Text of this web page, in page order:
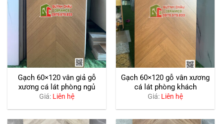
Gạch 60×120 vân giả gỗ
xương cá lát phòng ngủ
Giá: Liên hệ
Gạch 60×120 gỗ vân xương
cá lát phòng khách
Giá: Liên hệ